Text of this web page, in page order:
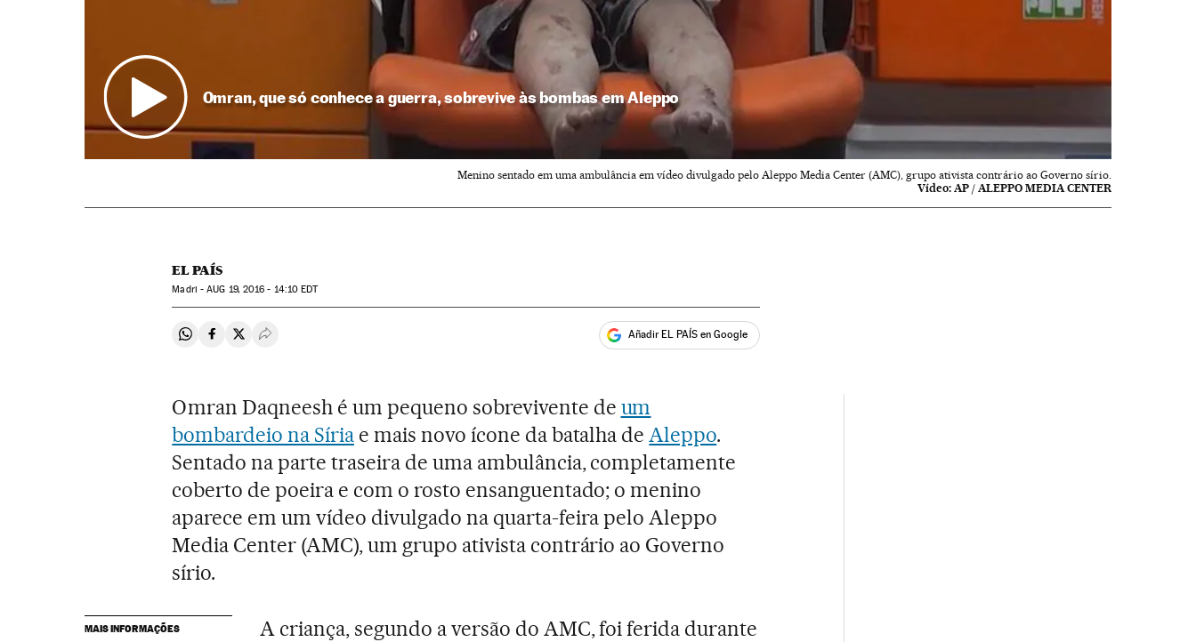
Omran, que só conhece a guerra, sobrevive às bombas em Aleppo
Menino sentado em uma ambulância em vídeo divulgado pelo Aleppo Media Center (AMC), grupo ativista contrário ao Governo sírio.
Vídeo: AP / ALEPPO MEDIA CENTER
EL PAÍS
Madri -AUG 19, 2016 - 14:10 EDT
Compartir en Whatsapp
Compartir en Facebook
Compartir en Twitter
Desplegar Redes Sociales Añadir EL PAÍS en Google
Omran Daqneesh é um pequeno sobrevivente de um
bombardeio na Síriae mais novo ícone da batalha deAleppo.
Sentado na parte traseira de uma ambulância, completamente
coberto de poeira e com o rosto ensanguentado; o menino
aparece em um vídeo divulgado na quarta-feira pelo Aleppo
Media Center (AMC), um grupo ativista contrário ao Governo
sírio.
MAIS INFORMAÇÕES
A criança, segundo a versão do AMC, foi ferida durante